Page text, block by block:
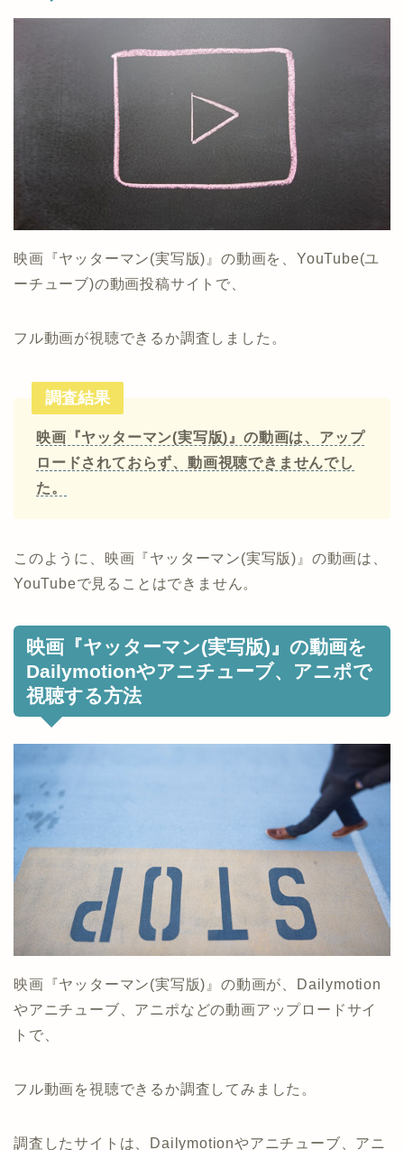
映画『ヤッターマン(実写版)』の動画を、YouTube(ユ
ーチューブ)の動画投稿サイトで、
フル動画が視聴できるか調査しました。
調査結果
映画『ヤッターマン(実写版)』の動画は、アップ
ロードされておらず、動画視聴できませんでし
た。
このように、映画『ヤッターマン(実写版)』の動画は、
YouTubeで見ることはできません。
映画『ヤッターマン(実写版)』の動画を
Dailymotionやアニチューブ、アニポで
視聴する方法
映画『ヤッターマン(実写版)』の動画が、Dailymotion
やアニチューブ、アニポなどの動画アップロードサイ
トで、
フル動画を視聴できるか調査してみました。
調査したサイトは、Dailymotionやアニチューブ、アニ